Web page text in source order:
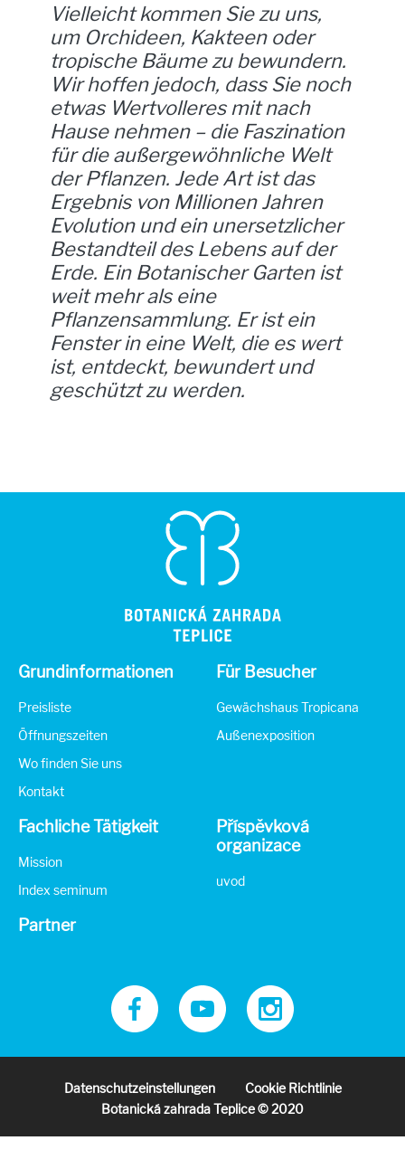
Vielleicht kommen Sie zu uns,
um Orchideen, Kakteen oder
tropische Bäume zu bewundern.
Wir hoffen jedoch, dass Sie noch
etwas Wertvolleres mit nach
Hause nehmen – die Faszination
für die außergewöhnliche Welt
der Pflanzen. Jede Art ist das
Ergebnis von Millionen Jahren
Evolution und ein unersetzlicher
Bestandteil des Lebens auf der
Erde. Ein Botanischer Garten ist
weit mehr als eine
Pflanzensammlung. Er ist ein
Fenster in eine Welt, die es wert
ist, entdeckt, bewundert und
geschützt zu werden.
Grundinformationen
Preisliste
Öffnungszeiten
Wo finden Sie uns
Kontakt
Für Besucher
Gewächshaus Tropicana
Außenexposition
Fachliche Tätigkeit
Mission
Index seminum
Příspěvková
organizace
uvod
Partner
Datenschutzeinstellungen
Cookie Richtlinie
Botanická zahrada Teplice © 2020